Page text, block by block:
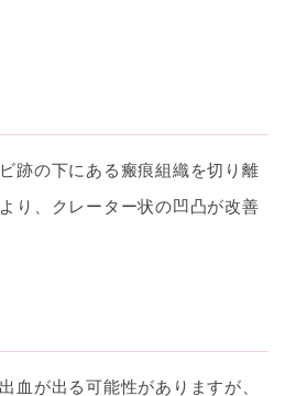
跡の下にある瘢痕組織を切り離
り、クレーター状の凹凸が改善
血が出る可能性がありますが、